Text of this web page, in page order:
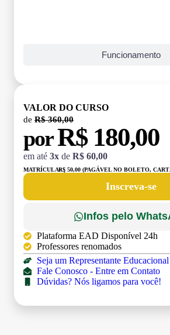
Funcionamento
VALOR DO CURSO
de R$ 360,00
porR$ 180,00
em até 3x de R$ 60,00
MATRÍCULA:R$ 50,00 (PAGÁVEL NO BOLETO,
Inscreva-se
Infos pelo
Plataforma EAD Disponível 24h
Professores renomados
Seja um Representante Educacional
Fale Conosco - Entre em Contato
Dúvidas? Nós ligamos para você!